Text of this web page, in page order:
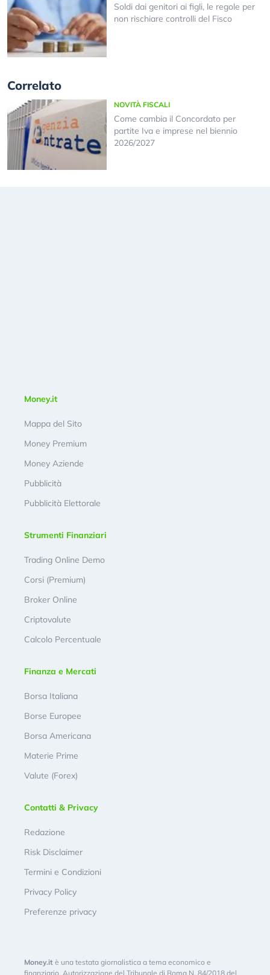
Soldi dai genitori ai figli, le regole per
non rischiare controlli del Fisco
Correlato
NOVITÀ FISCALI
Come cambia il Concordato per
partite Iva e imprese nel biennio
2026/2027
Money.it
Mappa del Sito
Money Premium
Money Aziende
Pubblicità
Pubblicità Elettorale
Strumenti Finanziari
Trading Online Demo
Corsi (Premium)
Broker Online
Criptovalute
Calcolo Percentuale
Finanza e Mercati
Borsa Italiana
Borse Europee
Borsa Americana
Materie Prime
Valute (Forex)
Contatti & Privacy
Redazione
Risk Disclaimer
Termini e Condizioni
Privacy Policy
Preferenze privacy
Money.it è una testata giornalistica a tema economico e
finanziario. Autorizzazione del Tribunale di Roma N. 84/2018 del